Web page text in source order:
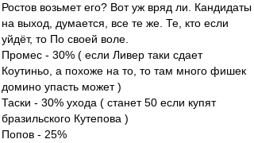
Ростов возьмет его? Вот уж вряд ли. Кандидаты
на выход, думается, все те же. Те, кто если
уйдёт, то По своей воле.
Промес - 30% ( если Ливер таки сдает
Коутиньо, а похоже на то, то там много фишек
домино упасть может )
Таски - 30% ухода ( станет 50 если купят
бразильского Кутепова )
Попов - 25%